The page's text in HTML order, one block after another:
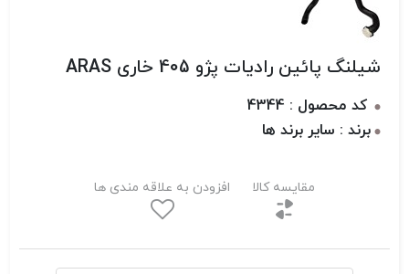
شیلنگ پائین رادیات پژو 405 خاری ARAS
کد محصول : 4344
برند : سایر برند ها
مقایسه کالا افزودن به علاقه مندی ها